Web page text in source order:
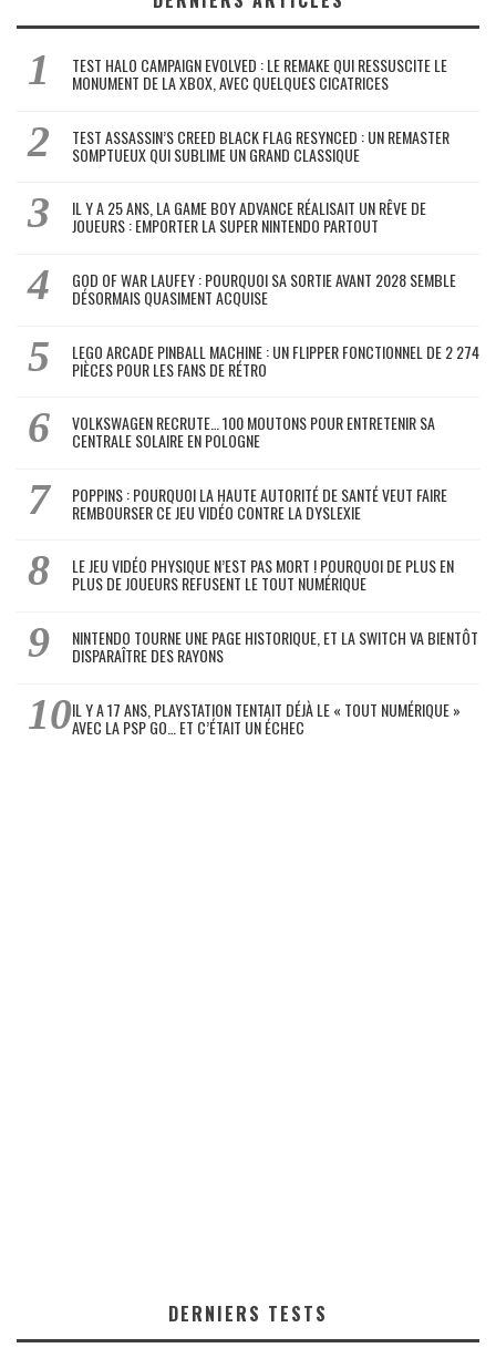
TEST HALO CAMPAIGN EVOLVED : LE REMAKE QUI RESSUSCITE LE
MONUMENT DE LA XBOX, AVEC QUELQUES CICATRICES
TEST ASSASSIN’S CREED BLACK FLAG RESYNCED : UN REMASTER
SOMPTUEUX QUI SUBLIME UN GRAND CLASSIQUE
IL Y A 25 ANS, LA GAME BOY ADVANCE RÉALISAIT UN RÊVE DE
JOUEURS : EMPORTER LA SUPER NINTENDO PARTOUT
GOD OF WAR LAUFEY : POURQUOI SA SORTIE AVANT 2028 SEMBLE
DÉSORMAIS QUASIMENT ACQUISE
LEGO ARCADE PINBALL MACHINE : UN FLIPPER FONCTIONNEL DE 2 274
PIÈCES POUR LES FANS DE RÉTRO
VOLKSWAGEN RECRUTE… 100 MOUTONS POUR ENTRETENIR SA
CENTRALE SOLAIRE EN POLOGNE
POPPINS : POURQUOI LA HAUTE AUTORITÉ DE SANTÉ VEUT FAIRE
REMBOURSER CE JEU VIDÉO CONTRE LA DYSLEXIE
LE JEU VIDÉO PHYSIQUE N’EST PAS MORT ! POURQUOI DE PLUS EN
PLUS DE JOUEURS REFUSENT LE TOUT NUMÉRIQUE
NINTENDO TOURNE UNE PAGE HISTORIQUE, ET LA SWITCH VA BIENTÔT
DISPARAÎTRE DES RAYONS
IL Y A 17 ANS, PLAYSTATION TENTAIT DÉJÀ LE « TOUT NUMÉRIQUE »
AVEC LA PSP GO… ET C’ÉTAIT UN ÉCHEC
DERNIERS TESTS